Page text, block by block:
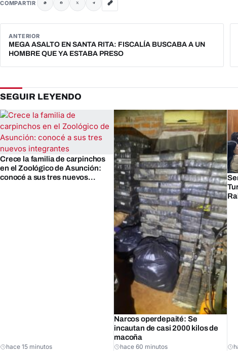
COMPARTIR
ANTERIOR
MEGA ASALTO EN SANTA RITA: FISCALÍA BUSCABA A UN
HOMBRE QUE YA ESTABA PRESO
SEGUIR LEYENDO
Crece la familia de carpinchos
en el Zoológico de Asunción:
conocé a sus tres nuevos
hace 15 minutos
Narcos operdepaité: Se
incautan de casi 2000 kilos de
macoña
hace 60 minutos